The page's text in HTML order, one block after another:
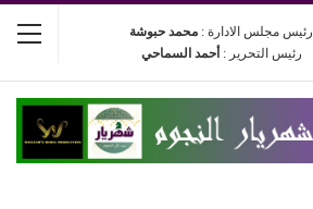
رئيس مجلس الادارة : محمد حبوشة
رئيس التحرير : أحمد السماحي